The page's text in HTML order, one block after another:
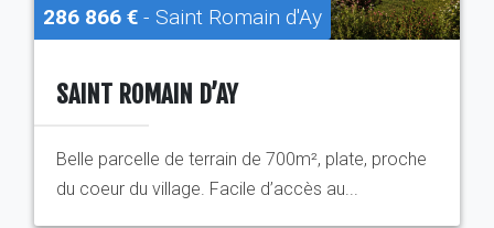
286 866 € - Saint Romain d'Ay
SAINT ROMAIN D’AY
Belle parcelle de terrain de 700m², plate, proche
du coeur du village. Facile d’accès au...